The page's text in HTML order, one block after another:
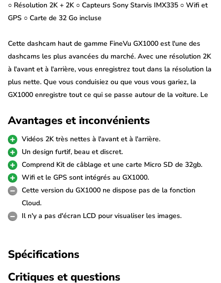
○ Résolution 2K + 2K ○ Capteurs Sony Starvis IMX335 ○ Wifi et
GPS ○ Carte de 32 Go incluse
Cette dashcam haut de gamme FineVu GX1000 est l'une des
dashcams les plus avancées du marché. Avec une résolution 2K
à l'avant et à l'arrière, vous enregistrez tout dans la résolution la
plus nette. Que vous conduisiez ou que vous vous gariez, la
GX1000 enregistre tout ce qui se passe autour de la voiture. Le
enregistrées via votre téléphone et le GPS intégré permet de
suivre la vitesse et les emplacements.
Vidéos 2K + 2K
Le FineVu GX1000 2CH filme avec une résolution 2K (QuadHD)
très nette à l'avant et à l'arrière. Grâce au dernier capteur
d'image Sony Starvis IMX335, les vidéos sont d'une qualité
exceptionnelle, même dans l'obscurité.
de 6 mètres fourni et est également alimentée par ce câble, de
Pour les véhicules plus longs, un câble de 9 mètres est
Avantages et inconvénients
Vidéos 2K très nettes à l'avant et à l'arrière.
Un design furtif, beau et discret.
Comprend Kit de câblage et une carte Micro SD de 32gb.
Wifi et le GPS sont intégrés au GX1000.
Cette version du GX1000 ne dispose pas de la fonction
Cloud.
Il n'y a pas d'écran LCD pour visualiser les images.
Spécifications
Critiques et questions